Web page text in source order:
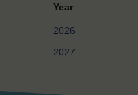
Year
2026
2027